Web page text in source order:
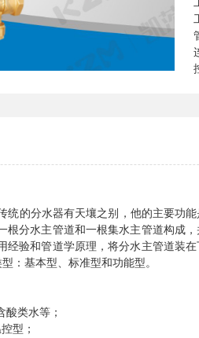
分水器有天壤之别，他的主要功能
分水主管道和一根集水主管道构成
验和管道学原理，将分水主管道装
：基本型、标准型和功能型。
类含酸类水等；
器流量计温控型；